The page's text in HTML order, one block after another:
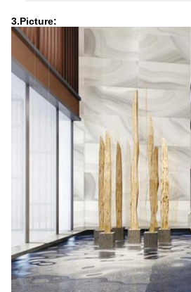
3.Picture: